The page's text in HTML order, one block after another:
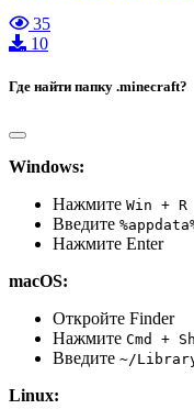
35
10
Где найти папку .minecraft?
Windows:
Нажмите Win + R
Введите
Нажмите Enter
macOS:
Откройте Finder
Нажмите Cmd +
Введите ~/
Linux: